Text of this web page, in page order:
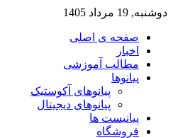
1405
صفحه ی اصلی
اخبار
مطالب آموزشی
پیانوها
پیانوهای آکوستیک
پیانوهای دیجیتال
پیانیست ها
فروشگاه